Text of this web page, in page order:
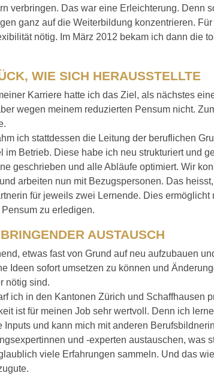
verbringen. Das war eine Erleichterung. Denn
ganz auf die Weiterbildung konzentrieren.
nötig. Im März 2012 bekam ich dann die
WIE SICH HERAUSSTELLTE
Karriere hatte ich das Ziel, als nächstes
wegen meinem reduzierten Pensum nicht.
ich stattdessen die Leitung der beruflichen
im Betrieb. Diese habe ich neu strukturiert und
geschrieben und alle Abläufe optimiert. Wir
arbeiten nun mit Bezugspersonen. Das
für jeweils zwei Lernende. Dies ermöglicht
zu erledigen.
AUSTAUSCH
etwas fast von Grund auf neu aufzubauen
Ideen sofort umsetzen zu können und
nötig sind.
ich in den Kantonen Zürich und Schaffhausen
ist für meinen Job sehr wertvoll. Denn ich
Inputs und kann mich mit anderen
und -experten austauschen, was
viele Erfahrungen sammeln. Und das